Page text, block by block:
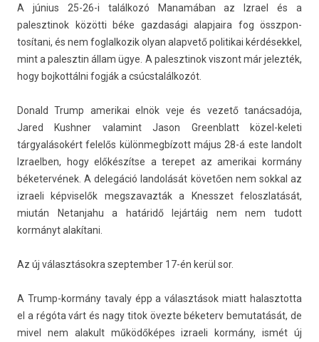
A június 25-26-i találkozó Manamában az Iz­rael és a
palesztinok közötti béke gaz­dasági al­ap­jaira fog összpon­
tosítani, és nem fog­lalkozik olyan al­ap­vető politikai kér­dések­kel,
mint a palesztin állam ügye. A palesztinok vis­zont már jelez­ték,
hogy boj­kottál­ni fogják a csúcstalálkozót.
Donald Trump amerikai elnök veje és vezető tanácsadója,
Jared Kushn­er valamint Jason Greenblatt közel-keleti
tárgyalásokért felelős különmegbízott május 28-á este lan­dolt
Iz­raelb­en, hogy előkészítse a terepet az amerikai kormány
béketer­vének. A delegáció lan­dolását követően nem sokk­al az
iz­raeli kép­viselők megszavaz­ták a Knesszet feloszlatását,
miután Netan­jahu a határidő lejártáig nem nem tudott
kormányt alakítani.
Az új választásokra szep­temb­er 17-én kerül sor.
A Trump-kormány tava­ly épp a választások miatt halasztot­ta
el a régóta várt és nagy titok övezte béketerv be­mutatását, de
mivel nem al­akult működőképes iz­raeli kormány, ismét új